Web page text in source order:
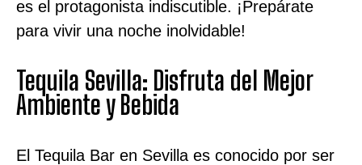
es el protagonista indiscutible. ¡Prepárate
para vivir una noche inolvidable!
Tequila Sevilla: Disfruta del Mejor
Ambiente y Bebida
El Tequila Bar en Sevilla es conocido por ser